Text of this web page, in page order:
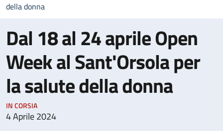
della donna
Dal 18 al 24 aprile Open
Week al Sant'Orsola per
la salute della donna
IN CORSIA
4 Aprile 2024